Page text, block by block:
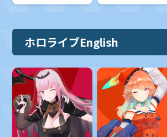
ホロライブEnglish